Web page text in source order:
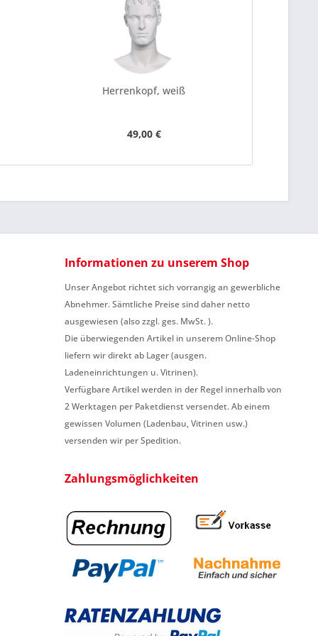
Herrenkopf, weiß
49,00 €
Informationen zu unserem Shop
Unser Angebot richtet sich vorrangig an gewerbliche
Abnehmer. Sämtliche Preise sind daher netto
ausgewiesen (also zzgl. ges. MwSt. ).
Die überwiegenden Artikel in unserem Online-Shop
liefern wir direkt ab Lager (ausgen.
Ladeneinrichtungen u. Vitrinen).
Verfügbare Artikel werden in der Regel innerhalb von
2 Werktagen per Paketdienst versendet. Ab einem
gewissen Volumen (Ladenbau, Vitrinen usw.)
versenden wir per Spedition.
Zahlungsmöglichkeiten